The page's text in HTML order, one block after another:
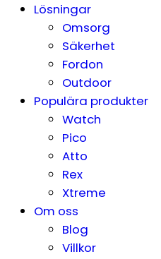
Lösningar
Omsorg
Säkerhet
Fordon
Outdoor
Populära produkter
Watch
Pico
Atto
Rex
Xtreme
Om oss
Blog
Villkor